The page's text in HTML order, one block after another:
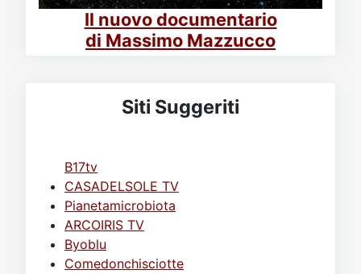
Il nuovo documentario
di Massimo Mazzucco
Siti Suggeriti
B17tv
CASADELSOLE TV
Pianetamicrobiota
ARCOIRIS TV
Byoblu
Comedonchisciotte